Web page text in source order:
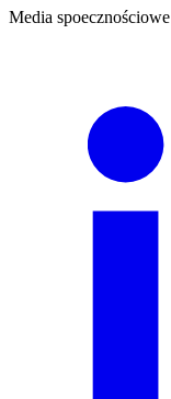
Media spoecznościowe